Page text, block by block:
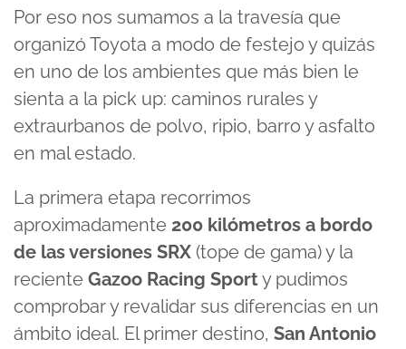
Por eso nos sumamos a la travesía que
organizó Toyota a modo de festejo y quizás
en uno de los ambientes que más bien le
sienta a la pick up: caminos rurales y
extraurbanos de polvo, ripio, barro y asfalto
en mal estado.
La primera etapa recorrimos
aproximadamente 200 kilómetros a bordo
de las versiones SRX (tope de gama) y la
reciente Gazoo Racing Sporty pudimos
comprobar y revalidar sus diferencias en un
ámbito ideal. El primer destino, San Antonio